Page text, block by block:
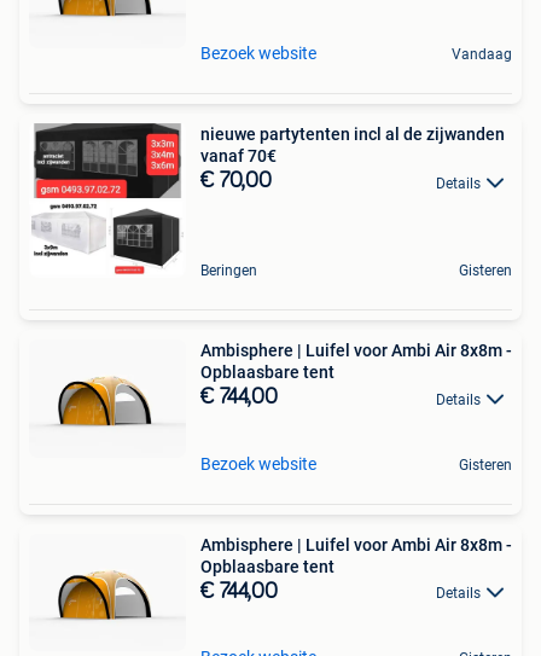
Bezoek website Vandaag
nieuwe partytenten incl al de zijwanden
vanaf 70€
€ 70,00 Details
Beringen Gisteren
Ambisphere | Luifel voor Ambi Air 8x8m -
Opblaasbare tent
€ 744,00 Details
Bezoek website Gisteren
Ambisphere | Luifel voor Ambi Air 8x8m -
Opblaasbare tent
€ 744,00 Details